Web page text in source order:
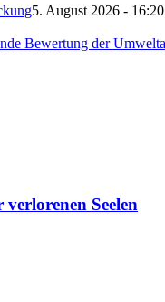
5. August 2026 - 16:20
Bewertung der
Seelen